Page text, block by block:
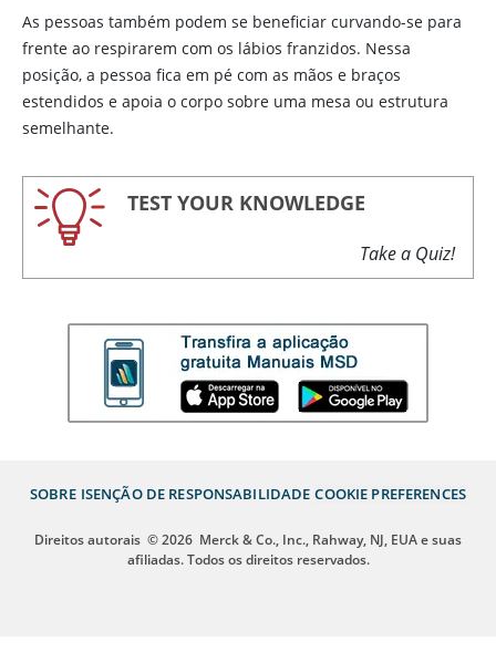
As pessoas também podem se beneficiar curvando-se para
frente ao respirarem com os lábios franzidos. Nessa
posição, a pessoa fica em pé com as mãos e braços
estendidos e apoia o corpo sobre uma mesa ou estrutura
semelhante.
TEST YOUR KNOWLEDGE
Take a Quiz!
SOBRE ISENÇÃO DE RESPONSABILIDADE COOKIE PREFERENCES
Direitos autorais © 2026 Merck & Co., Inc., Rahway, NJ, EUA e suas
afiliadas. Todos os direitos reservados.